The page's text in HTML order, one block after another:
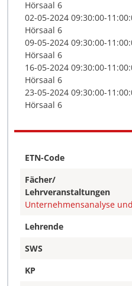
Hörsaal 6
02-05-2024 09:30:00-
Hörsaal 6
09-05-2024 09:30:00-
Hörsaal 6
16-05-2024 09:30:00-
Hörsaal 6
23-05-2024 09:30:00-
Hörsaal 6
ETN-Code
Fächer/
Lehrveranstaltungen
Unternehmensanalyse
Lehrende
SWS
KP